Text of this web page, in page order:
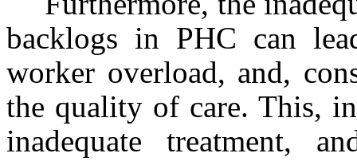
backlogs in PHC can
worker overload, and,
the quality of care. This,
inadequate treatment,